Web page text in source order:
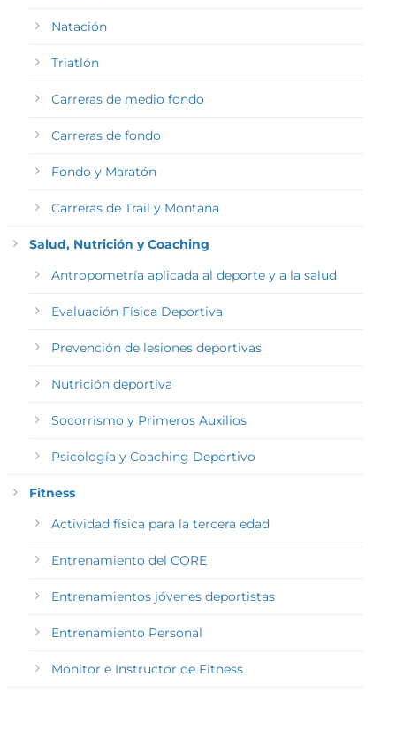
Natación
Triatlón
Carreras de medio fondo
Carreras de fondo
Fondo y Maratón
Carreras de Trail y Montaña
Salud, Nutrición y Coaching
Antropometría aplicada al deporte y a la salud
Evaluación Física Deportiva
Prevención de lesiones deportivas
Nutrición deportiva
Socorrismo y Primeros Auxilios
Psicología y Coaching Deportivo
Fitness
Actividad física para la tercera edad
Entrenamiento del CORE
Entrenamientos jóvenes deportistas
Entrenamiento Personal
Monitor e Instructor de Fitness